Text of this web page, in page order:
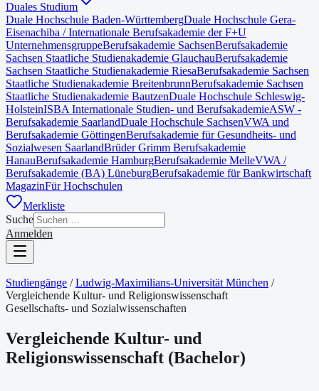
Duales Studium
Duale Hochschule Baden-WürttembergDuale Hochschule Gera-
Eisenachiba / Internationale Berufsakademie der F+U
UnternehmensgruppeBerufsakademie SachsenBerufsakademie
Sachsen Staatliche Studienakademie GlauchauBerufsakademie
Sachsen Staatliche Studienakademie RiesaBerufsakademie Sachsen
Staatliche Studienakademie BreitenbrunnBerufsakademie Sachsen
Staatliche Studienakademie BautzenDuale Hochschule Schleswig-
HolsteinISBA Internationale Studien- und BerufsakademieASW -
Berufsakademie SaarlandDuale Hochschule SachsenVWA und
Berufsakademie GöttingenBerufsakademie für Gesundheits- und
Sozialwesen SaarlandBrüder Grimm Berufsakademie
HanauBerufsakademie HamburgBerufsakademie MelleVWA /
Berufsakademie (BA) LüneburgBerufsakademie für Bankwirtschaft
MagazinFür Hochschulen
Merkliste
Suche
Anmelden
Studiengänge / Ludwig-Maximilians-Universität München /
Vergleichende Kultur- und Religionswissenschaft
Gesellschafts- und Sozialwissenschaften
Vergleichende Kultur- und
Religionswissenschaft (Bachelor)